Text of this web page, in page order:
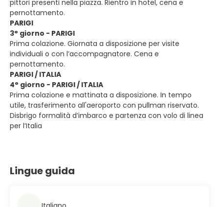
pittori presenti nella piazza. Rientro in hotel, cena e
pernottamento.
PARIGI
3° giorno - PARIGI
Prima colazione. Giornata a disposizione per visite
individuali o con l’accompagnatore. Cena e
pernottamento.
PARIGI / ITALIA
4° giorno - PARIGI / ITALIA
Prima colazione e mattinata a disposizione. In tempo
utile, trasferimento all'aeroporto con pullman riservato.
Disbrigo formalità d’imbarco e partenza con volo di linea
per l’Italia
Lingue guida